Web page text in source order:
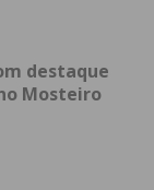
do
destaque
Mosteiro